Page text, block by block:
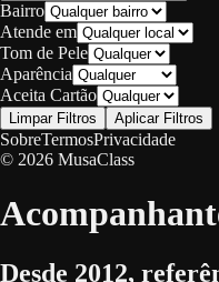
Bairro
Atende em
Tom de Pele
Aparência
Aceita Cartão
Limpar Filtros Aplicar Filtros
SobreTermosPrivacidade
© 2026 MusaClass
Desde 2012,